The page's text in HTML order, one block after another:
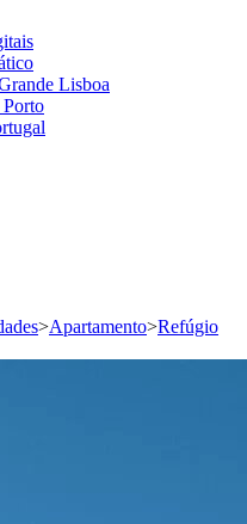
Lisboa
Porto
>Apartamento>Refúgio